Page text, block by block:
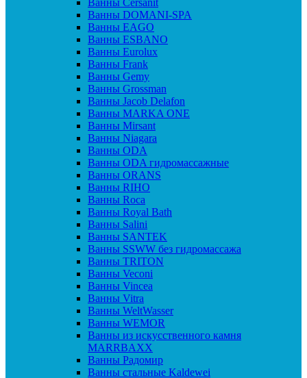
Ванны Cersanit
Ванны DOMANI-SPA
Ванны EAGO
Ванны ESBANO
Ванны Eurolux
Ванны Frank
Ванны Gemy
Ванны Grossman
Ванны Jacob Delafon
Ванны MARKA ONE
Ванны Mirsant
Ванны Niagara
Ванны ODA
Ванны ODA гидромассажные
Ванны ORANS
Ванны RIHO
Ванны Roca
Ванны Royal Bath
Ванны Salini
Ванны SANTEK
Ванны SSWW без гидромассажа
Ванны TRITON
Ванны Veconi
Ванны Vincea
Ванны Vitra
Ванны WeltWasser
Ванны WEMOR
Ванны из искусственного камня
MARRBAXX
Ванны Радомир
Ванны стальные Kaldewei